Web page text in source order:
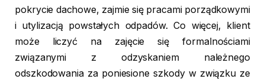
pokrycie dachowe, zajmie się pracami porządkowymi
i utylizacją powstałych odpadów. Co więcej, klient
może liczyć na zajęcie się formalnościami
związanymi z odzyskaniem należnego
odszkodowania za poniesione szkody w związku ze